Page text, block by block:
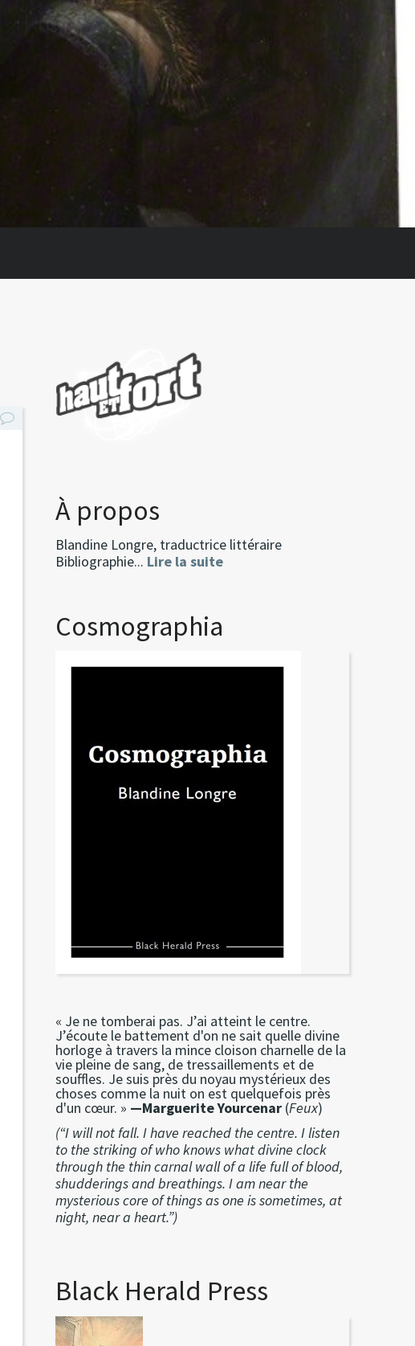
À propos
Blandine Longre, traductrice littéraire
Bibliographie... Lire la suite
Cosmographia
« Je ne tomberai pas. J’ai atteint le centre.
J’écoute le battement d'on ne sait quelle divine
horloge à travers la mince cloison charnelle de la
vie pleine de sang, de tressaillements et de
souffles. Je suis près du noyau mystérieux des
choses comme la nuit on est quelquefois près
d'un cœur. » —Marguerite Yourcenar(Feux)
(“I will not fall. I have reached the centre. I listen
to the striking of who knows what divine clock
through the thin carnal wall of a life full of blood,
shudderings and breathings. I am near the
mysterious core of things as one is sometimes, at
night, near a heart.”)
Black Herald Press